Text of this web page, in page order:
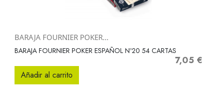
BARAJA FOURNIER POKER...
BARAJA FOURNIER POKER ESPAÑOL Nº20 54 CARTAS
Precio
7,05 €
Añadir al carrito